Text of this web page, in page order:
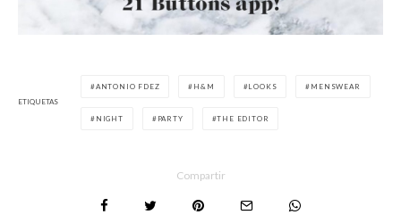
ETIQUETAS
ANTONIO FDEZ H&M LOOKS MENSWEAR
NIGHT PARTY THE EDITOR
Compartir